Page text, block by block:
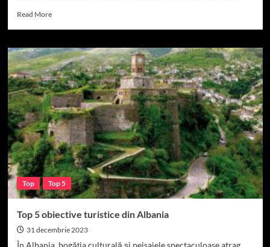
Read MoreRead
Top
15
Personalități
din
Albania
Top Top 5
Top 5 obiective turistice din Albania
31 decembrie 2023
În Albania, bogăția culturală și peisajele spectaculoase atrag